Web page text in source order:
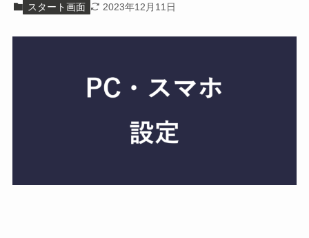
スタート画面 2023年12月11日